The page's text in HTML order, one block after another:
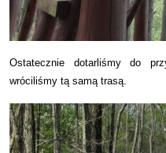
Ostatecznie dotarliśmy do
wróciliśmy tą samą trasą.